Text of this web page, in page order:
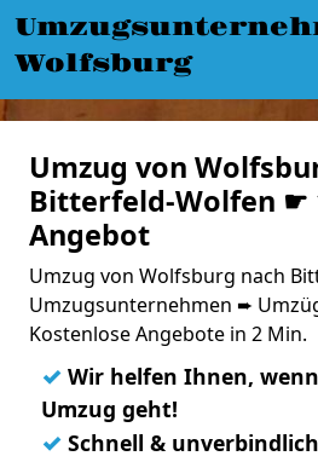
Wolfsburg
Umzug von
Bitterfeld-Wolfen ☛
Angebot
Umzug von Wolfsburg nach
Umzugsunternehmen ➨
Kostenlose Angebote in 2 Min.
✓ Wir helfen Ihnen,
Umzug geht!
✓ Schnell &